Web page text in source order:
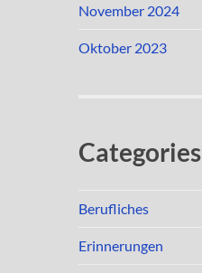
November 2024
Oktober 2023
Categories
Berufliches
Erinnerungen